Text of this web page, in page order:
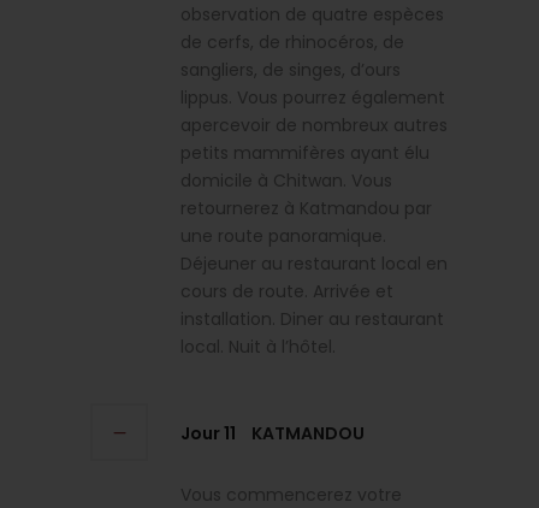
observation de quatre espèces
de cerfs, de rhinocéros, de
sangliers, de singes, d’ours
lippus. Vous pourrez également
apercevoir de nombreux autres
petits mammifères ayant élu
domicile à Chitwan. Vous
retournerez à Katmandou par
une route panoramique.
Déjeuner au restaurant local en
cours de route. Arrivée et
installation. Diner au restaurant
local. Nuit à l’hôtel.
Jour 11 KATMANDOU
Vous commencerez votre